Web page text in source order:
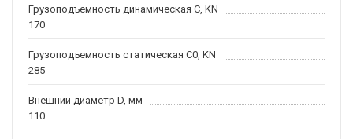
Грузоподъемность динамическая C, KN
170
Грузоподъемность статическая C0, KN
285
Внешний диаметр D, мм
110